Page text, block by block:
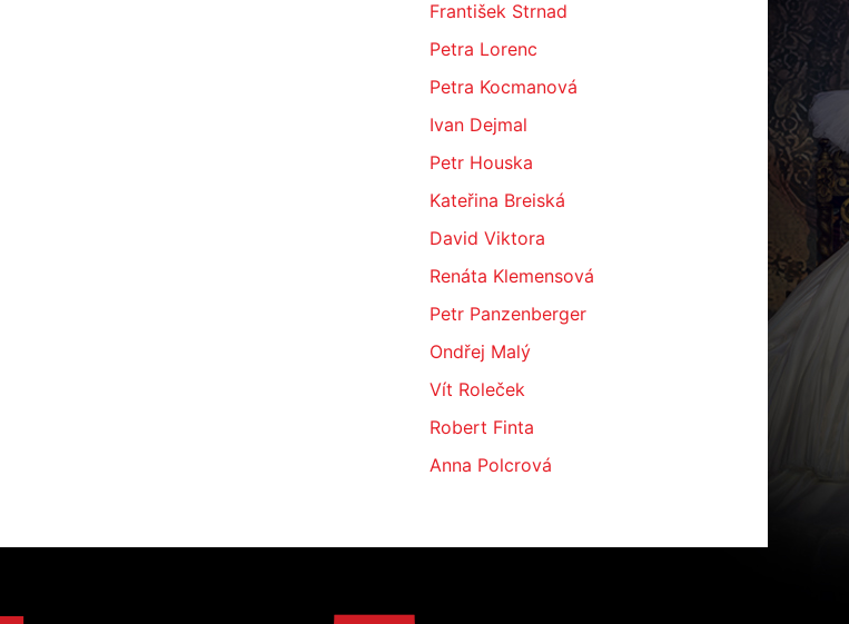
František Strnad
Petra Lorenc
Petra Kocmanová
Ivan Dejmal
Petr Houska
Kateřina Breiská
David Viktora
Renáta Klemensová
Petr Panzenberger
Ondřej Malý
Vít Roleček
Robert Finta
Anna Polcrová